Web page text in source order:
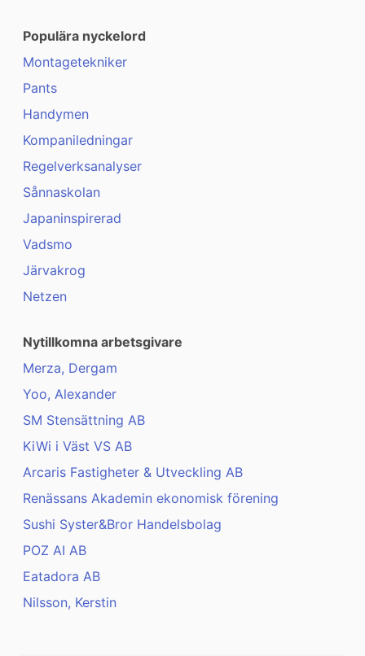
Populära nyckelord
Montagetekniker
Pants
Handymen
Kompaniledningar
Regelverksanalyser
Sånnaskolan
Japaninspirerad
Vadsmo
Järvakrog
Netzen
Nytillkomna arbetsgivare
Merza, Dergam
Yoo, Alexander
SM Stensättning AB
KiWi i Väst VS AB
Arcaris Fastigheter & Utveckling AB
Renässans Akademin ekonomisk förening
Sushi Syster&Bror Handelsbolag
POZ AI AB
Eatadora AB
Nilsson, Kerstin